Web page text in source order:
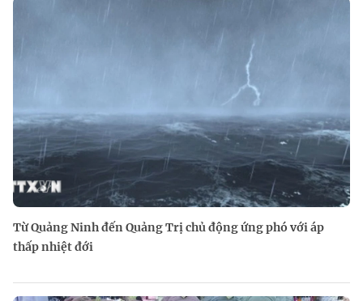
Từ Quảng Ninh đến Quảng Trị chủ động ứng phó với áp
thấp nhiệt đới